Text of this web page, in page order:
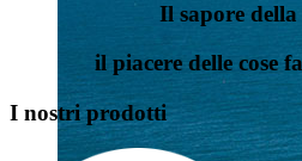
Il sapore
il piacere delle cose
I nostri prodotti